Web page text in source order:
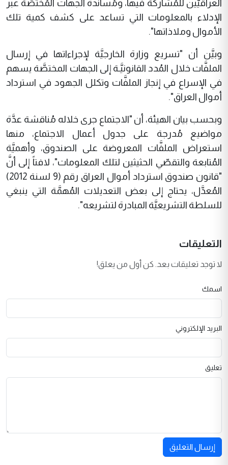
العراقيّين للمُشاركة فيها، ومُساندة الجهات المُختصَّة عبر
الإدلاء بالمعلومات التي تساعد على كشف كمية تلك
الأموال وملاذاتها".
وبيَّن أن "تسريع وزارة الخارجيَّة لإجراءاتها في إرسال
الملفَّات خلال المُدد القانونيَّـة إلى الجهات المختصَّة يسهم
في الإسراع في إنجاز الملفَّات وتكلل الجهود في استرداد
أموال العراق".
وبحسب بيان الهيئة، أن "الاجتماع جرى خلاله مُناقشة عدَّة
مواضيع مُدرجة على جدول أعمال الاجتماع، منها
استعراض الملفَّات المعروضة على الصندوق، وأهميَّة
المُتابعة والتقصّي الحثيثين لتلك المعلومات"، لافتاً إلى أنَّ
"قانون صندوق استرداد أموال العراق رقم (9 لسنة 2012)
المُعدَّل، يحتاج إلى بعض التعديلات المُهمَّة التي ينبغي
للسلطة التشريعيَّة المبادرة لتشريعه".
التعليقات
لا توجد تعليقات بعد. كن أول من يعلق!
اسمك
البريد الإلكتروني
تعليق
إرسال التعليق